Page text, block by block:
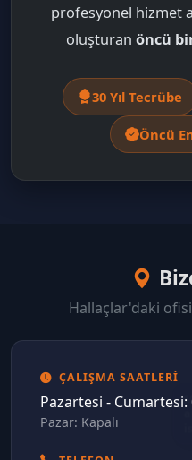
profesyonel hizmet
oluşturan öncü
30 Yıl Tecrübe
Öncü
Hallaçlar'daki
ÇALIŞMA SAATLERI
Pazartesi - Cumartesi:
Pazar: Kapalı